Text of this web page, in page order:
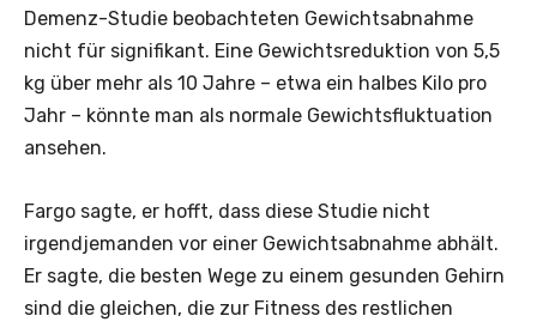
Demenz-Studie beobachteten Gewichtsabnahme
nicht für signifikant. Eine Gewichtsreduktion von 5,5
kg über mehr als 10 Jahre – etwa ein halbes Kilo pro
Jahr – könnte man als normale Gewichtsfluktuation
ansehen.
Fargo sagte, er hofft, dass diese Studie nicht
irgendjemanden vor einer Gewichtsabnahme abhält.
Er sagte, die besten Wege zu einem gesunden Gehirn
sind die gleichen, die zur Fitness des restlichen